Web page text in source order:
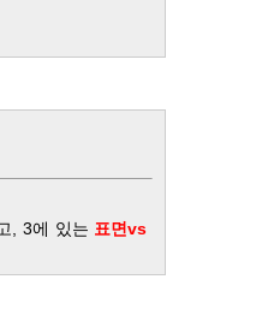
, 3에 있는 표면vs